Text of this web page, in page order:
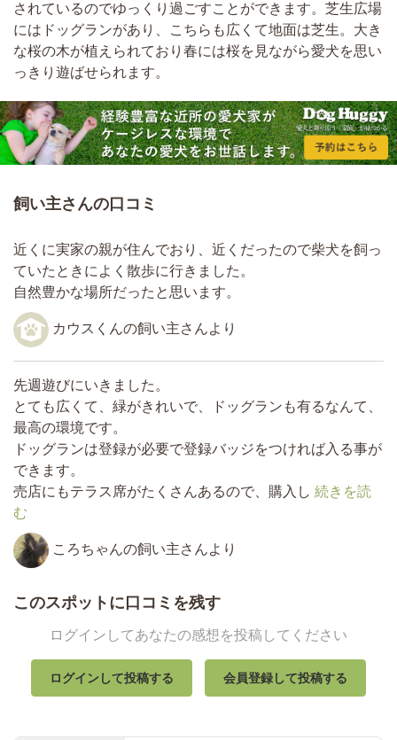
されているのでゆっくり過ごすことができます。芝生広場
にはドッグランがあり、こちらも広くて地面は芝生。大き
な桜の木が植えられており春には桜を見ながら愛犬を思い
っきり遊ばせられます。
飼い主さんの口コミ
近くに実家の親が住んでおり、近くだったので柴犬を飼っ
ていたときによく散歩に行きました。
自然豊かな場所だったと思います。
カウスくんの飼い主さんより
先週遊びにいきました。
とても広くて、緑がきれいで、ドッグランも有るなんて、
最高の環境です。
ドッグランは登録が必要で登録バッジをつければ入る事が
できます。
売店にもテラス席がたくさんあるので、購入し 続きを読
む
ころちゃんの飼い主さんより
このスポットに口コミを残す
ログインしてあなたの感想を投稿してください
ログインして投稿する 会員登録して投稿する